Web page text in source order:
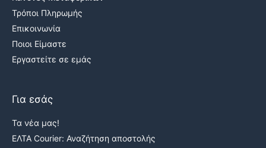
Τρόποι Πληρωμής
Επικοινωνία
Ποιοι Είμαστε
Εργαστείτε σε εμάς
Για εσάς
Τα νέα μας!
ΕΛΤΑ Courier: Αναζήτηση αποστολής